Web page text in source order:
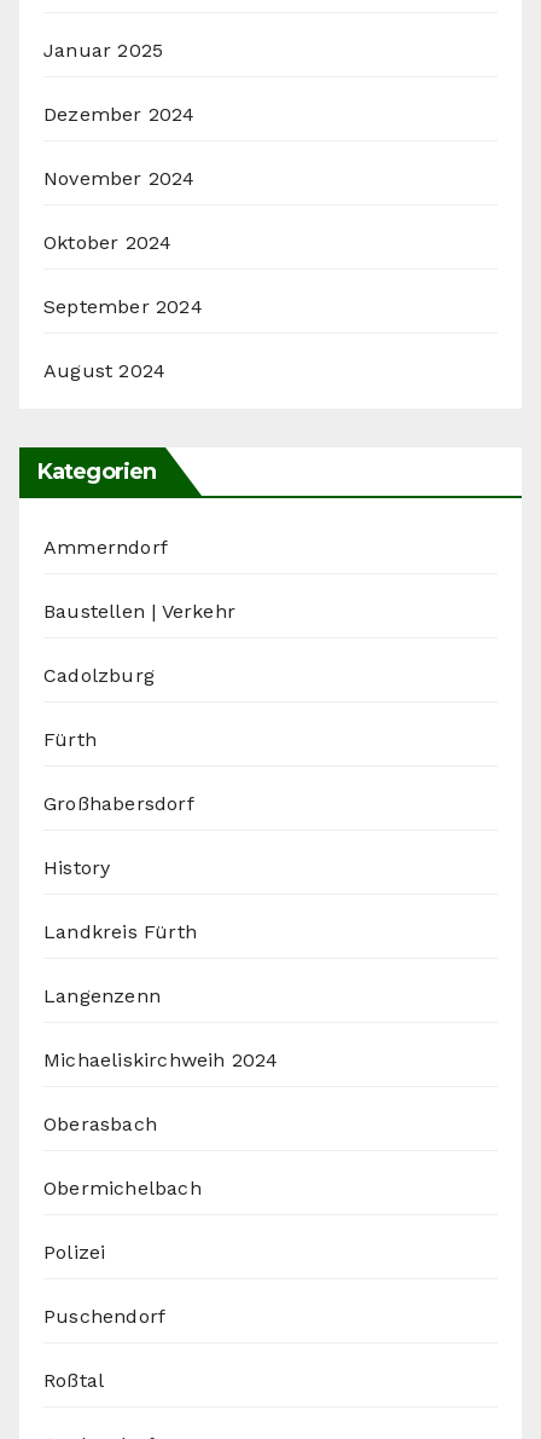
Januar 2025
Dezember 2024
November 2024
Oktober 2024
September 2024
August 2024
Kategorien
Ammerndorf
Baustellen | Verkehr
Cadolzburg
Fürth
Großhabersdorf
History
Landkreis Fürth
Langenzenn
Michaeliskirchweih 2024
Oberasbach
Obermichelbach
Polizei
Puschendorf
Roßtal